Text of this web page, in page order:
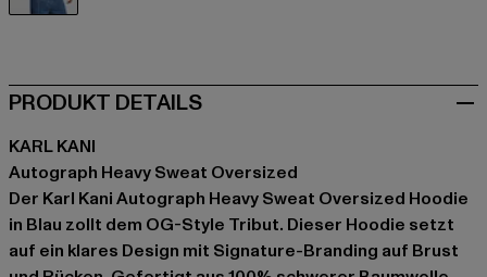
PRODUKT DETAILS
KARL KANI
Autograph Heavy Sweat Oversized
Der Karl Kani Autograph Heavy Sweat Oversized Hoodie
in Blau zollt dem OG-Style Tribut. Dieser Hoodie setzt
auf ein klares Design mit Signature-Branding auf Brust